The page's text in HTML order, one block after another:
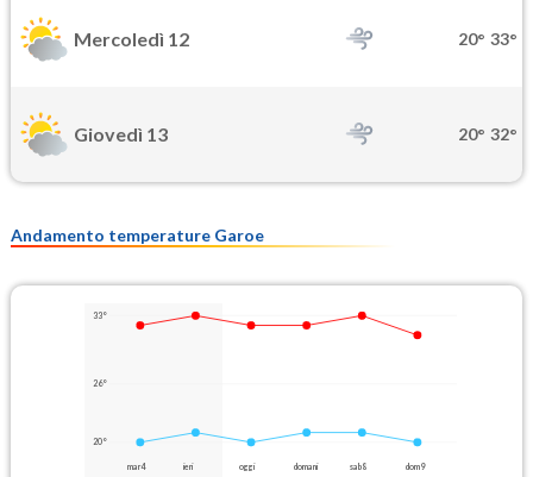
Mercoledì 12 20° 33°
Giovedì 13 20° 32°
Andamento temperature Garoe
33°
26°
20°
mar 4 ieri oggi domani sab 8 dom 9